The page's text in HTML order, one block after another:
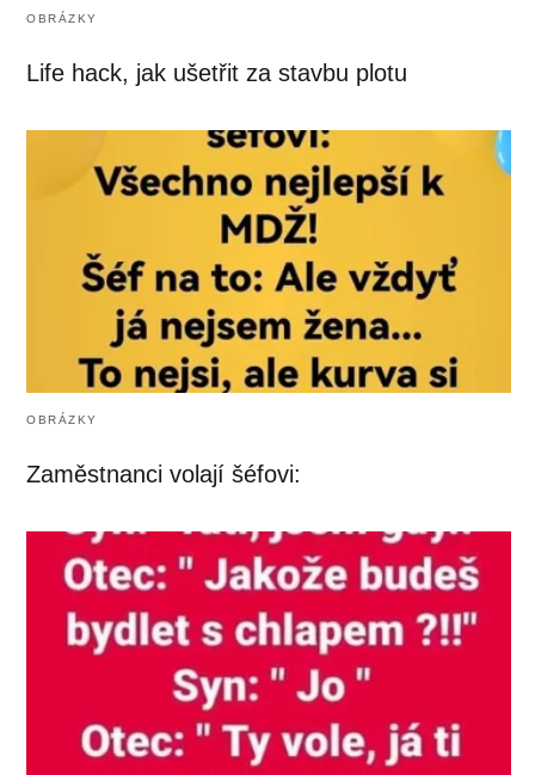
OBRÁZKY
Life hack, jak ušetřit za stavbu plotu
OBRÁZKY
Zaměstnanci volají šéfovi: